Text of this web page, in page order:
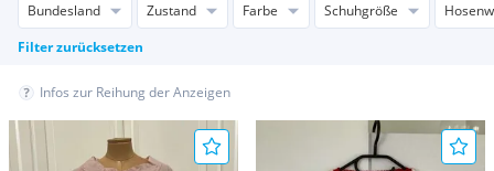
Bundesland Zustand Farbe Schuhgröße
Filter zurücksetzen
Infos zur Reihung der Anzeigen